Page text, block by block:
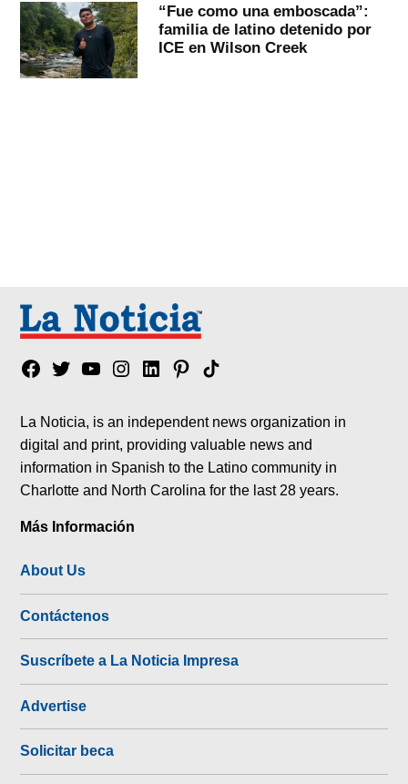
“Fue como una emboscada”:
familia de latino detenido por
ICE en Wilson Creek
Facebook
TwitterYouTubeInstagram
LinkedinPinterest
Tik
La Noticia, is an independent news organization in
digital and print, providing valuable news and
information in Spanish to the Latino community in
Charlotte and North Carolina for the last 28 years.
Más Información
About Us
Contáctenos
Suscríbete a La Noticia Impresa
Advertise
Solicitar beca